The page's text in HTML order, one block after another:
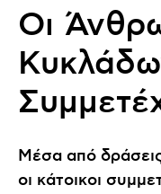
Οι
Μέσα από
οι κάτοικοι